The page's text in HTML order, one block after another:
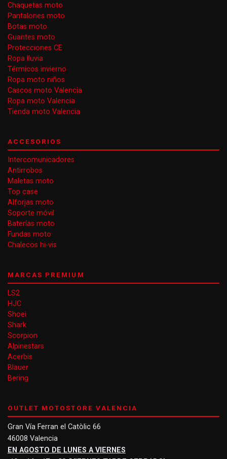
Chaquetas moto
Pantalones moto
Botas moto
Guantes moto
Protecciones CE
Ropa lluvia
Térmicos invierno
Ropa moto niños
Cascos moto Valencia
Ropa moto Valencia
Tienda moto Valencia
ACCESORIOS
Intercomunicadores
Antirrobos
Maletas moto
Top case
Alforjas moto
Soporte móvil
Baterías moto
Fundas moto
Chalecos hi-vis
MARCAS PREMIUM
LS2
HJC
Shoei
Shark
Scorpion
Alpinestars
Acerbis
Blauer
Bering
OUTLET MOTOSTORE VALENCIA
Gran Vía Ferran el Catòlic 66
46008 Valencia
EN AGOSTO DE LUNES A VIERNES